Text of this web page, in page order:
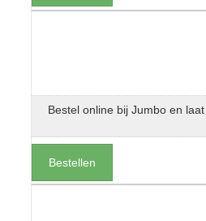
Bestel online bij Jumbo en
Bestellen